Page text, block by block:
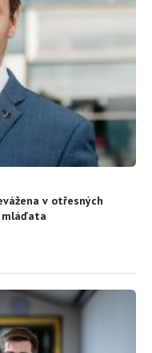
v otřesných
mláďata